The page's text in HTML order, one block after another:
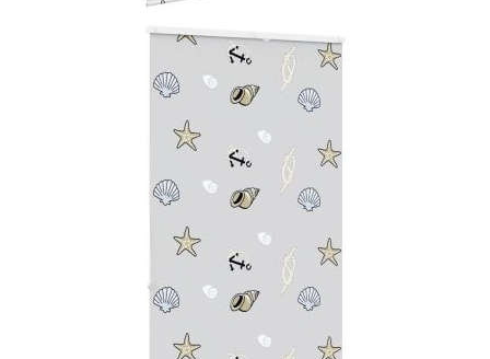
PEVA (полиетилен-винилацетат)
8721158353177
240 см
Морска звезда
Алуминий
136 см (допустимото отклонение е ±4
мм)
4 см
Купи на изплащане
Ролетна щора за душ с касета 140x240 см Ширина на